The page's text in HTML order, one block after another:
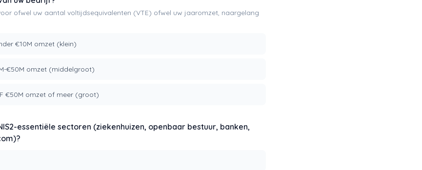
ofwel uw aantal voltijdsequivalenten (VTE) ofwel uw jaaromzet, naargelang
€10M omzet (klein)
€50M omzet (middelgroot)
€50M omzet of meer (groot)
essentiële sectoren (ziekenhuizen, openbaar bestuur, banken,